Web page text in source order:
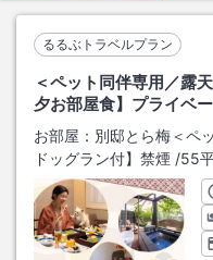
るるぶトラベルプラン
＜ペット同伴専用／露
夕お部屋食】プライベ
お部屋： 別邸とら梅＜ペ
ドッグラン付】禁煙 /55